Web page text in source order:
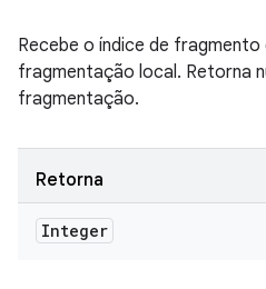
Recebe o índice de
fragmentação local. Retorna
fragmentação.
Retorna
Integer